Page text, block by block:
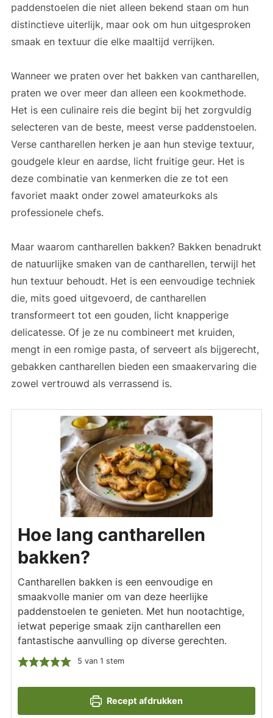
paddenstoelen die niet alleen bekend staan om hun
distinctieve uiterlijk, maar ook om hun uitgesproken
smaak en textuur die elke maaltijd verrijken.
Wanneer we praten over het bakken van cantharellen,
praten we over meer dan alleen een kookmethode.
Het is een culinaire reis die begint bij het zorgvuldig
selecteren van de beste, meest verse paddenstoelen.
Verse cantharellen herken je aan hun stevige textuur,
goudgele kleur en aardse, licht fruitige geur. Het is
deze combinatie van kenmerken die ze tot een
favoriet maakt onder zowel amateurkoks als
professionele chefs.
Maar waarom cantharellen bakken? Bakken benadrukt
de natuurlijke smaken van de cantharellen, terwijl het
hun textuur behoudt. Het is een eenvoudige techniek
die, mits goed uitgevoerd, de cantharellen
transformeert tot een gouden, licht knapperige
delicatesse. Of je ze nu combineert met kruiden,
mengt in een romige pasta, of serveert als bijgerecht,
gebakken cantharellen bieden een smaakervaring die
zowel vertrouwd als verrassend is.
Hoe lang cantharellen
bakken?
Cantharellen bakken is een eenvoudige en
smaakvolle manier om van deze heerlijke
paddenstoelen te genieten. Met hun nootachtige,
ietwat peperige smaak zijn cantharellen een
fantastische aanvulling op diverse gerechten.
5 van 1 stem
Recept afdrukken